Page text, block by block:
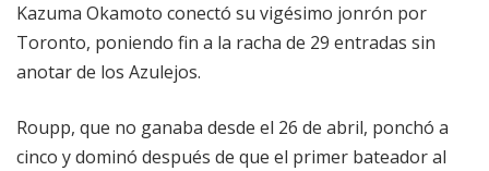
Kazuma Okamoto conectó su vigésimo jonrón por
Toronto, poniendo fin a la racha de 29 entradas sin
anotar de los Azulejos.
Roupp, que no ganaba desde el 26 de abril, ponchó a
cinco y dominó después de que el primer bateador al